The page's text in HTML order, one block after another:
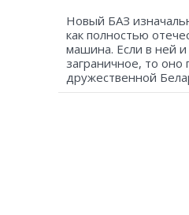
Новый БАЗ
как полностью
машина. Если в ней и
заграничное, то оно
дружественной